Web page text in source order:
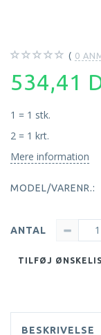
0
534,41
1 = 1 stk.
2 = 1 krt.
Mere information
MODEL/VARENR.:
ANTAL
TILFØJ
BESKRIVELSE